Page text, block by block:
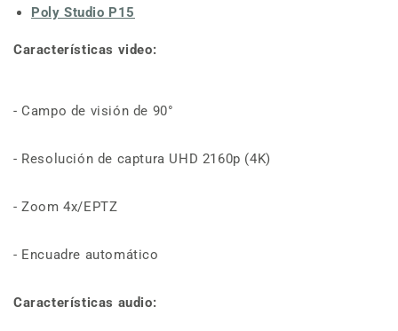
Poly Studio P15
Características video:
- Campo de visión de 90°
- Resolución de captura UHD 2160p (4K)
- Zoom 4x/EPTZ
- Encuadre automático
Características audio: